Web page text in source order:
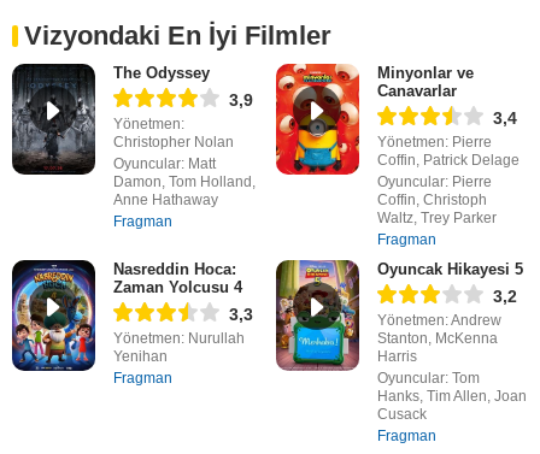
Vizyondaki En İyi Filmler
The Odyssey
3,9
Yönetmen:
Christopher Nolan
Oyuncular: Matt
Damon, Tom Holland,
Anne Hathaway
Fragman
Minyonlar ve
Canavarlar
3,4
Yönetmen: Pierre
Coffin, Patrick Delage
Oyuncular: Pierre
Coffin, Christoph
Waltz, Trey Parker
Fragman
Nasreddin Hoca:
Zaman Yolcusu 4
3,3
Yönetmen: Nurullah
Yenihan
Fragman
Oyuncak Hikayesi 5
3,2
Yönetmen: Andrew
Stanton, McKenna
Harris
Oyuncular: Tom
Hanks, Tim Allen, Joan
Cusack
Fragman